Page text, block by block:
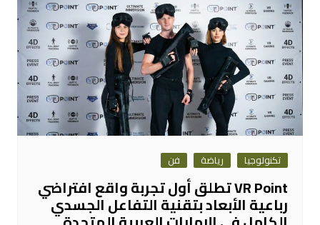
تكنولوجيا رياضة فن
VR Point تطلق أول تجربة واقع افتراضي
رباعية الأبعاد بتقنية التفاعل الجسدي